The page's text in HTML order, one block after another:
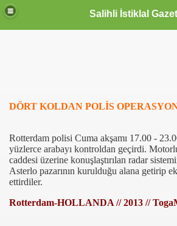
Salihli İstiklal
DÖRT KOLDAN POLİS
Rotterdam polisi Cuma akşamı 17.00 -
yüzlerce arabayı kontroldan geçirdi.
caddesi üzerine konuşlaştırılan radar
Asterlo pazarının kurulduğu alana getirip
ettirdiler.
Rotterdam-HOLLANDA // 2013 //